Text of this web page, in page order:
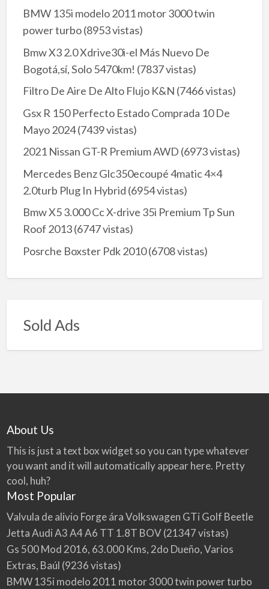
BMW 135i modelo 2011 motor 3000 twin
power turbo(8953 vistas)
Bmw X3 2.0 Xdrive30i-el Más Nuevo De
Bogotá,sí, Solo 5470km! (7837 vistas)
Filtro De Aire De Alto Flujo K&N (7466 vistas)
Gsx R 150 Perfecto Estado Comprada 10 De
Mayo 2024(7439 vistas)
2021 Nissan GT-R Premium AWD (6973 vistas)
Mercedes Benz Glc350ecoupé 4matic 4×4
2.0turb Plug In Hybrid (6954 vistas)
Bmw X5 3.000 Cc X-drive 35i Premium Tp Sun
Roof 2013(6747 vistas)
Posrche Boxster Pdk 2010(6708 vistas)
Sold Ads
About Us
This is just a text box widget so you can type whatever
you want and it will automatically appear here. Pretty
cool, huh?
Most Popular
Valvula de alivio Forge ára Volkswagen GTi Golf Beetle
Jetta Audi A3 A4 A6 TT 1.8T BOV(21347 vistas)
Gs 500 Mod 2016, 63.000 Kms, 2do Dueño, Varios
Extras, Baúl (9236 vistas)
BMW 135i modelo 2011 motor 3000 twin power turbo